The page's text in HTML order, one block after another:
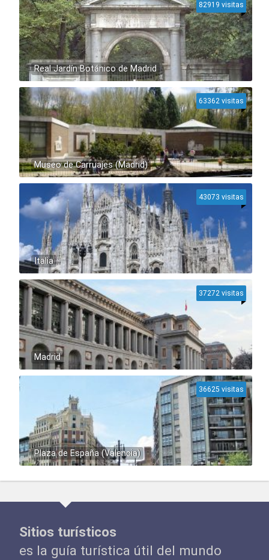
Real Jardín Botánico de Madrid
82919 visitas
Museo de Carruajes (Madrid)
63362 visitas
Italia
43073 visitas
Madrid
37272 visitas
Plaza de España (Valencia)
36625 visitas
Sitios turísticos
es la guía turística útil del mundo